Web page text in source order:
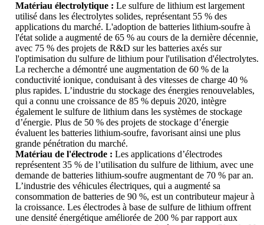
Matériau électrolytique : Le sulfure de lithium est largement
utilisé dans les électrolytes solides, représentant 55 % des
applications du marché. L'adoption de batteries lithium-soufre à
l'état solide a augmenté de 65 % au cours de la dernière décennie,
avec 75 % des projets de R&D sur les batteries axés sur
l'optimisation du sulfure de lithium pour l'utilisation d'électrolytes.
La recherche a démontré une augmentation de 60 % de la
conductivité ionique, conduisant à des vitesses de charge 40 %
plus rapides. L’industrie du stockage des énergies renouvelables,
qui a connu une croissance de 85 % depuis 2020, intègre
également le sulfure de lithium dans les systèmes de stockage
d’énergie. Plus de 50 % des projets de stockage d’énergie
évaluent les batteries lithium-soufre, favorisant ainsi une plus
grande pénétration du marché.
Matériau de l'électrode : Les applications d’électrodes
représentent 35 % de l’utilisation du sulfure de lithium, avec une
demande de batteries lithium-soufre augmentant de 70 % par an.
L’industrie des véhicules électriques, qui a augmenté sa
consommation de batteries de 90 %, est un contributeur majeur à
la croissance. Les électrodes à base de sulfure de lithium offrent
une densité énergétique améliorée de 200 % par rapport aux